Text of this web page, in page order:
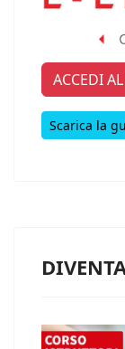
ACCEDI
Scarica la